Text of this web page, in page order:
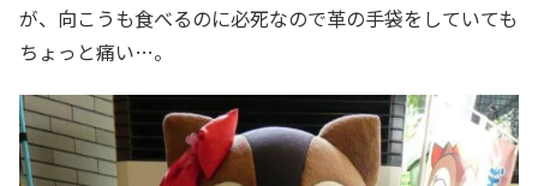
が、向こうも食べるのに必死なので革の手袋をしていても
ちょっと痛い…。